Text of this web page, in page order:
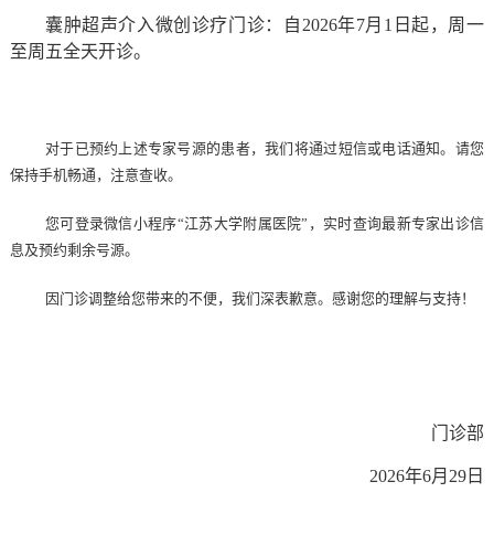
囊肿超声介入微创诊疗门诊：
自2026年7月1日起，周一
至周五全天开诊。
对于已预约上述专家号源的患者，我们将通过短信或电话通知。请您
保持手机畅通，注意查收。
您可登录微信小程序“江苏大学附属医院”，实时查询最新专家出诊信
息及预约剩余号源。
因门诊调整给您带来的不便，我们深表歉意。感谢您的理解与支持！
门诊部
2026年6月29日